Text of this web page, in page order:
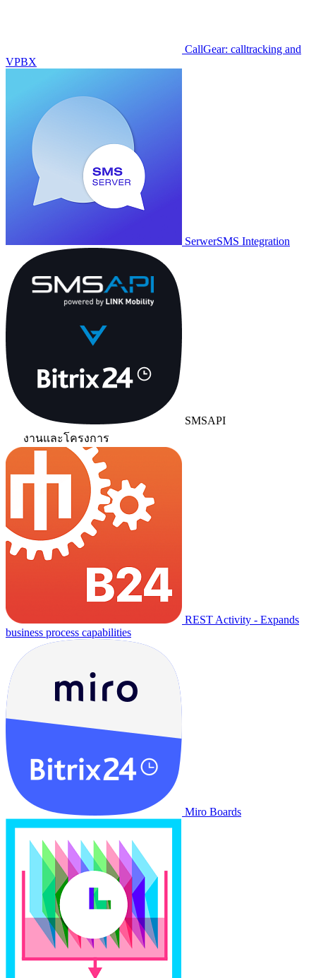
CallGear: calltracking and
VPBX
SerwerSMS Integration
SMSAPI
งานและโครงการ
REST Activity - Expands
business process capabilities
Miro Boards